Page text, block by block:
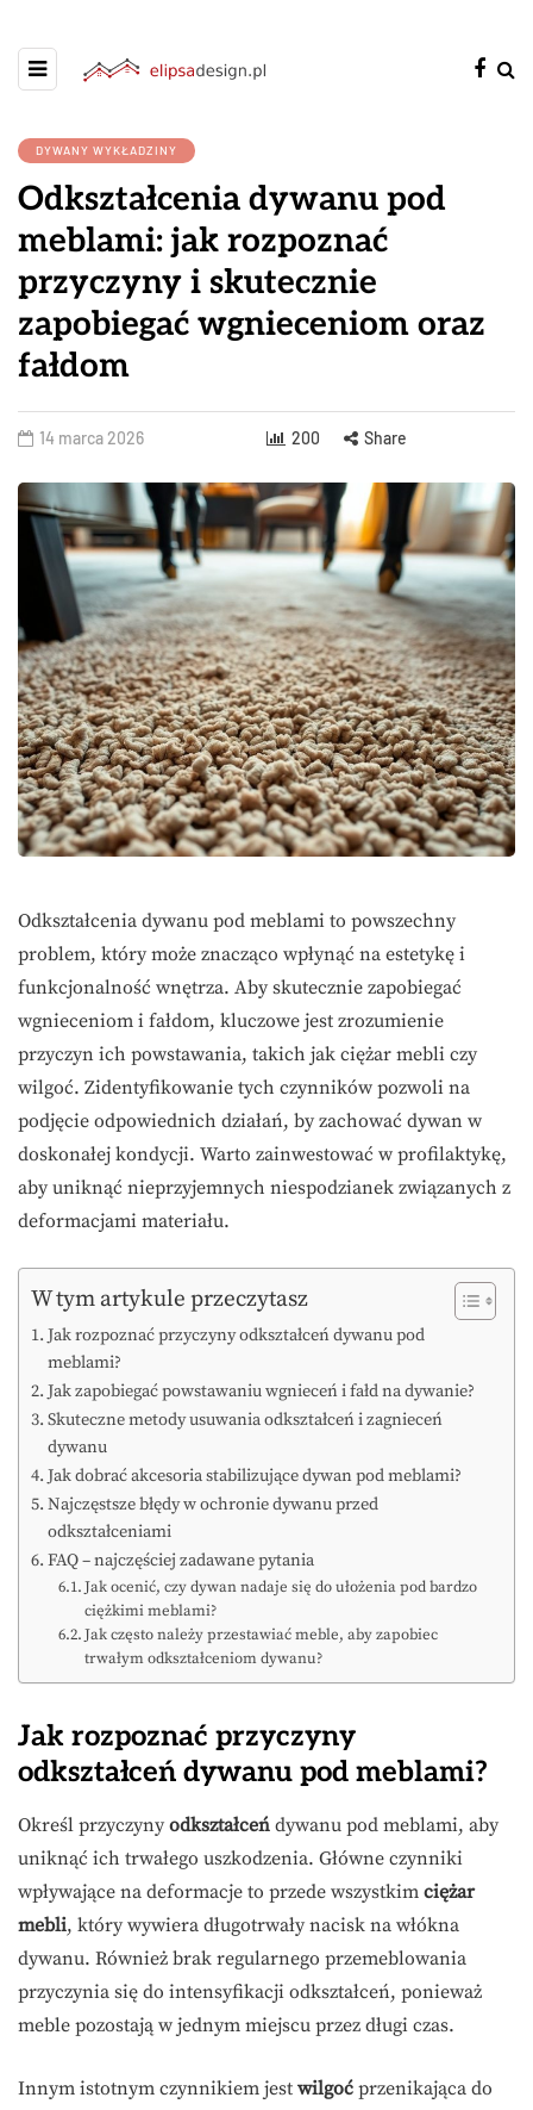
DYWANY WYKŁADZINY
Odkształcenia dywanu pod
meblami: jak rozpoznać
przyczyny i skutecznie
zapobiegać wgnieceniom oraz
fałdom
14 marca 2026 200 Share
Odkształcenia dywanu pod meblami to powszechny
problem, który może znacząco wpłynąć na estetykę i
funkcjonalność wnętrza. Aby skutecznie zapobiegać
wgnieceniom i fałdom, kluczowe jest zrozumienie
przyczyn ich powstawania, takich jak ciężar mebli czy
wilgoć. Zidentyfikowanie tych czynników pozwoli na
podjęcie odpowiednich działań, by zachować dywan w
doskonałej kondycji. Warto zainwestować w profilaktykę,
aby uniknąć nieprzyjemnych niespodzianek związanych z
deformacjami materiału.
W tym artykule przeczytasz
Jak rozpoznać przyczyny odkształceń dywanu pod
meblami?
Jak zapobiegać powstawaniu wgnieceń i fałd na dywanie?
Skuteczne metody usuwania odkształceń i zagnieceń
dywanu
Jak dobrać akcesoria stabilizujące dywan pod meblami?
Najczęstsze błędy w ochronie dywanu przed
odkształceniami
FAQ – najczęściej zadawane pytania
Jak ocenić, czy dywan nadaje się do ułożenia pod bardzo
ciężkimi meblami?
Jak często należy przestawiać meble, aby zapobiec
trwałym odkształceniom dywanu?
Jak rozpoznać przyczyny
odkształceń dywanu pod meblami?
Określ przyczyny odkształceń dywanu pod meblami, aby
uniknąć ich trwałego uszkodzenia. Główne czynniki
wpływające na deformacje to przede wszystkim ciężar
mebli, który wywiera długotrwały nacisk na włókna
dywanu. Również brak regularnego przemeblowania
przyczynia się do intensyfikacji odkształceń, ponieważ
meble pozostają w jednym miejscu przez długi czas.
Innym istotnym czynnikiem jest wilgoć przenikająca do